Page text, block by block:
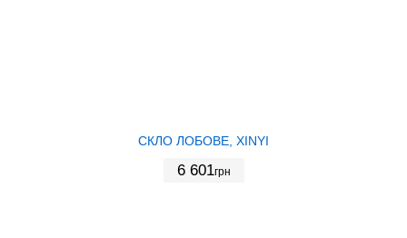
СКЛО ЛОБОВЕ, XINYI
6 601грн